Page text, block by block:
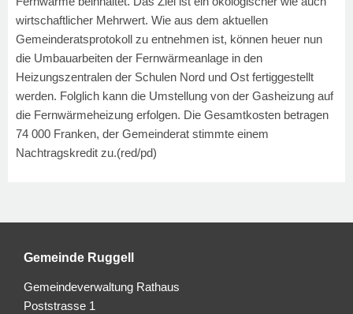
wirtschaftlicher Mehrwert. Wie aus dem aktuellen
Gemeinderatsprotokoll zu entnehmen ist, können heuer nun
die Umbauarbeiten der Fernwärmeanlage in den
Heizungszentralen der Schulen Nord und Ost fertiggestellt
werden. Folglich kann die Umstellung von der Gasheizung auf
die Fernwärmeheizung erfolgen. Die Gesamtkosten betragen
74 000 Franken, der Gemeinderat stimmte einem
Nachtragskredit zu.(red/pd)
Gemeinde Ruggell
Gemeindeverwaltung Rathaus
Poststrasse 1